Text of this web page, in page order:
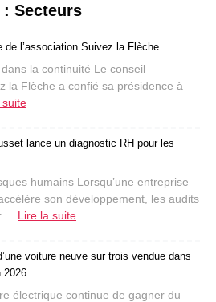
Secteurs
de l’association Suivez la Flèche
la continuité Le conseil
la Flèche a confié sa présidence à
suite
lance un diagnostic RH pour les
humains Lorsqu’une entreprise
son développement, les audits
Lire la suite
voiture neuve sur trois vendue dans
2026
électrique continue de gagner du